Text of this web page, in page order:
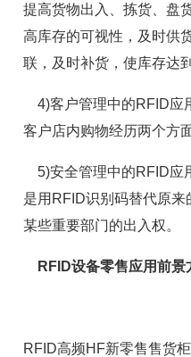
提高货物出入、拣货、盘
高库存的可视性，及时供
联，及时补货，使库存达
4)客户管理中的RFID应
客户店内购物经历两个方面
5)安全管理中的RFID应
是用RFID识别码替代原
某些重要部门的出入权。
RFID设备零售应用前景
RFID高频HF新零售售货